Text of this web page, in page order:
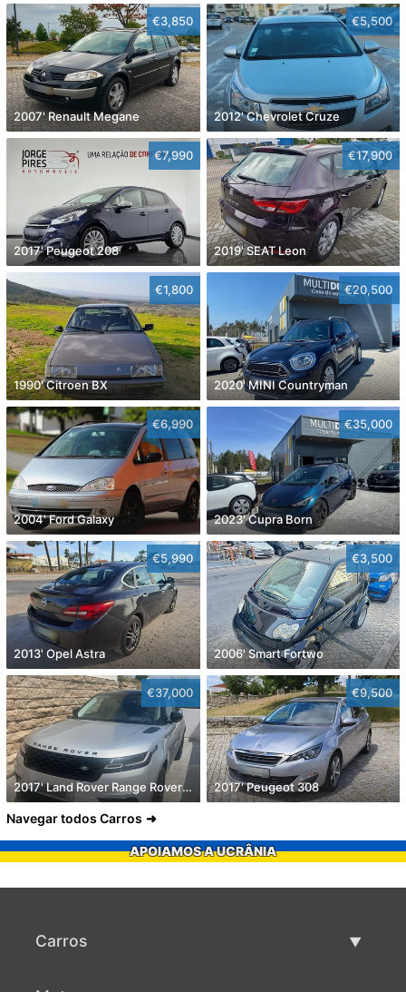
€3,850
2007' Renault Megane
€5,500
2012' Chevrolet Cruze
€7,990
2017' Peugeot 208
€17,900
2019' SEAT Leon
€1,800
1990' Citroen BX
€20,500
2020' MINI Countryman
€6,990
2004' Ford Galaxy
€35,000
2023' Cupra Born
€5,990
2013' Opel Astra
€3,500
2006' Smart Fortwo
€37,000
2017' Land Rover Range Rover Velar
€9,500
2017' Peugeot 308
Navegar todos Carros
APOIAMOS A UCRÂNIA
Carros